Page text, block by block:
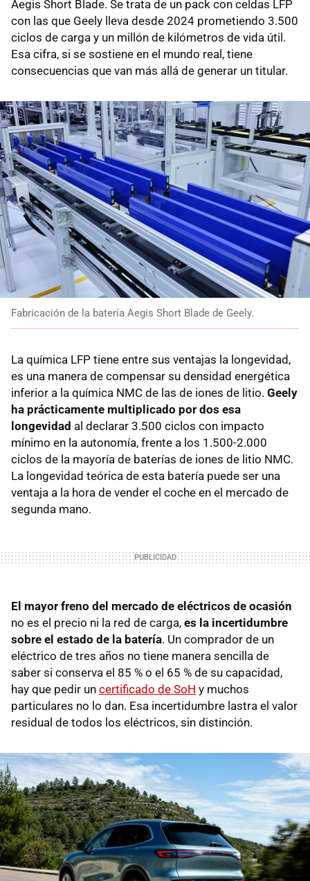
Aegis Short Blade. Se trata de un pack con celdas LFP
con las que Geely lleva desde 2024 prometiendo 3.500
ciclos de carga y un millón de kilómetros de vida útil.
Esa cifra, si se sostiene en el mundo real, tiene
consecuencias que van más allá de generar un titular.
Fabricación de la batería Aegis Short Blade de Geely.
La química LFP tiene entre sus ventajas la longevidad,
es una manera de compensar su densidad energética
inferior a la química NMC de las de iones de litio. Geely
ha prácticamente multiplicado por dos esa
longevidad al declarar 3.500 ciclos con impacto
mínimo en la autonomía, frente a los 1.500-2.000
ciclos de la mayoría de baterías de iones de litio NMC.
La longevidad teórica de esta batería puede ser una
ventaja a la hora de vender el coche en el mercado de
segunda mano.
El mayor freno del mercado de eléctricos de ocasión
no es el precio ni la red de carga, es la incertidumbre
sobre el estado de la batería. Un comprador de un
eléctrico de tres años no tiene manera sencilla de
saber si conserva el 85 % o el 65 % de su capacidad,
hay que pedir un certificado de SoH y muchos
particulares no lo dan. Esa incertidumbre lastra el valor
residual de todos los eléctricos, sin distinción.